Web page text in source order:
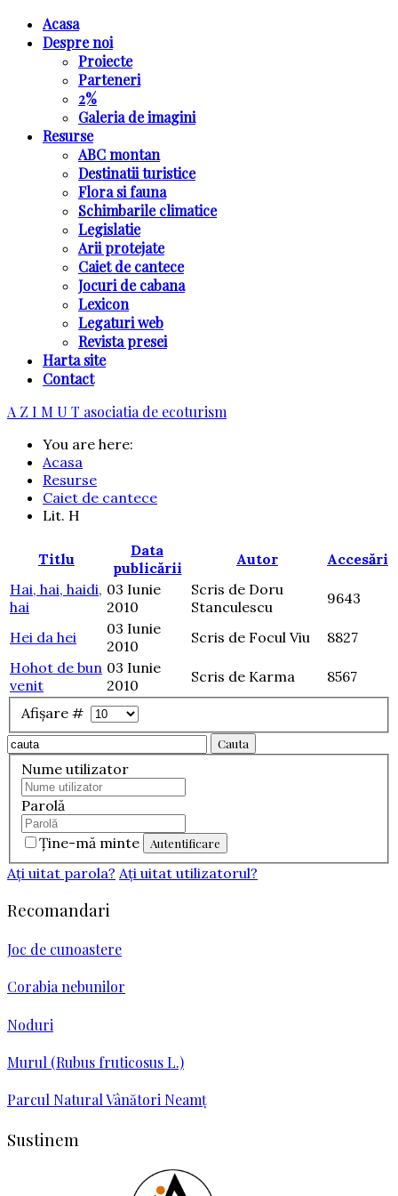
Acasa
Despre noi
Proiecte
Parteneri
2%
Galeria de imagini
Resurse
ABC montan
Destinatii turistice
Flora si fauna
Schimbarile climatice
Legislatie
Arii protejate
Caiet de cantece
Jocuri de cabana
Lexicon
Legaturi web
Revista presei
Harta site
Contact
A Z I M U T asociatia de ecoturism
You are here:
Acasa
Resurse
Caiet de cantece
Lit. H
Titlu
Data
publicării
Autor
Accesări
Hai, hai, haidi,
hai
03 Iunie
2010
Scris de Doru
Stanculescu
9643
Hei da hei
03 Iunie
2010
Scris de Focul Viu
8827
Hohot de bun
venit
03 Iunie
2010
Scris de Karma 8567
Afișare #
Cauta
Nume utilizator
Parolă
Ţine-mă minte
Aţi uitat parola? Aţi uitat utilizatorul?
Recomandari
Joc de cunoastere
Corabia nebunilor
Noduri
Murul (Rubus fruticosus L.)
Parcul Natural Vânători Neamţ
Sustinem